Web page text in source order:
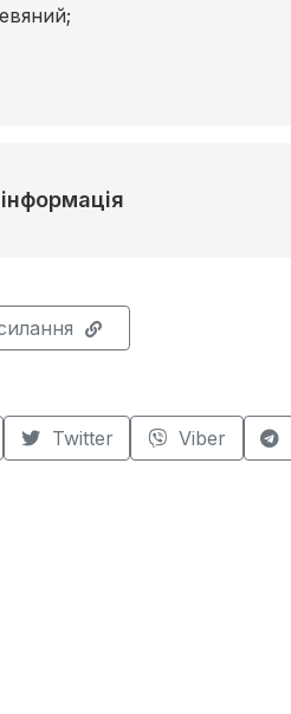
Twitter Viber